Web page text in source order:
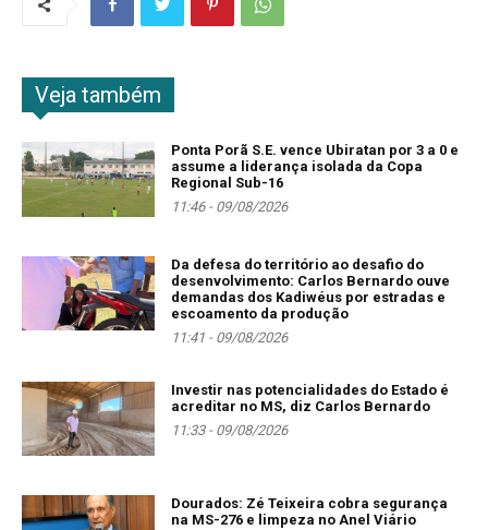
Veja também
Ponta Porã S.E. vence Ubiratan por 3 a 0 e
assume a liderança isolada da Copa
Regional Sub-16
11:46 - 09/08/2026
Da defesa do território ao desafio do
desenvolvimento: Carlos Bernardo ouve
demandas dos Kadiwéus por estradas e
escoamento da produção
11:41 - 09/08/2026
Investir nas potencialidades do Estado é
acreditar no MS, diz Carlos Bernardo
11:33 - 09/08/2026
Dourados: Zé Teixeira cobra segurança
na MS-276 e limpeza no Anel Viário